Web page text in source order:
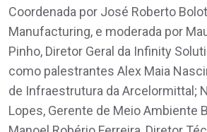
Coordenada por José Roberto
Manufacturing, e moderada por
Pinho, Diretor Geral da Infinity
como palestrantes Alex Maia
de Infraestrutura da Arcelormittal;
Lopes, Gerente de Meio Ambiente